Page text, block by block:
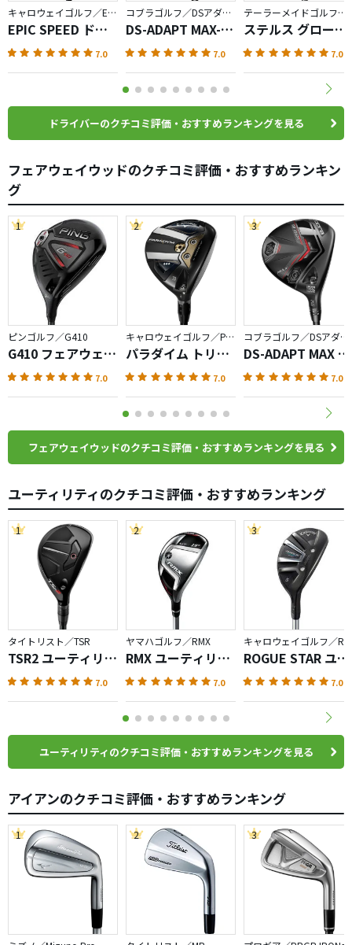
キャロウェイゴルフ／EPIC
EPIC SPEED ドラ
イバー
7.0
コブラゴルフ／DSアダプト
DS-ADAPT MAX-K
ドライバー
7.0
テーラーメイドゴルフ／GLOIRE
ステルス グローレ
プラス ドライバー
7.0
ドライバーのクチコミ評価・おすすめランキングを見る
フェアウェイウッドのクチコミ評価・おすすめランキン
グ
1
ピンゴルフ／G410
G410 フェアウェイ
ウッド（スタンダ
7.0
2
キャロウェイゴルフ／PARADYM
パラダイム トリプ
ルダイヤモンド フ
7.0
3
コブラゴルフ／DSアダプト
DS-ADAPT MAX フ
ェアウェイウッド
7.0
フェアウェイウッドのクチコミ評価・おすすめランキングを見る
ユーティリティのクチコミ評価・おすすめランキング
1
タイトリスト／TSR
TSR2 ユーティリテ
ィ
7.0
2
ヤマハゴルフ／RMX
RMX ユーティリテ
ィ（2018）
7.0
3
ROGUE STAR ユー
ティリティ
7.0
ユーティリティのクチコミ評価・おすすめランキングを見る
アイアンのクチコミ評価・おすすめランキング
1 2 3